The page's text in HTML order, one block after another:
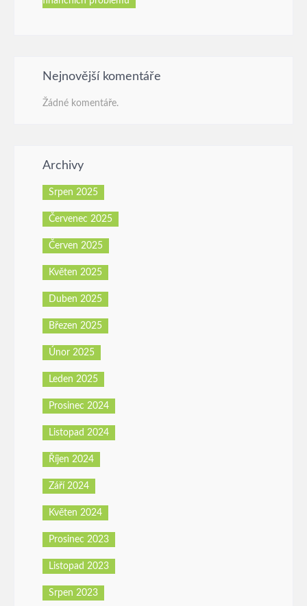
Nejnovější komentáře
Žádné komentáře.
Archivy
Srpen 2025
Červenec 2025
Červen 2025
Květen 2025
Duben 2025
Březen 2025
Únor 2025
Leden 2025
Prosinec 2024
Listopad 2024
Říjen 2024
Září 2024
Květen 2024
Prosinec 2023
Listopad 2023
Srpen 2023